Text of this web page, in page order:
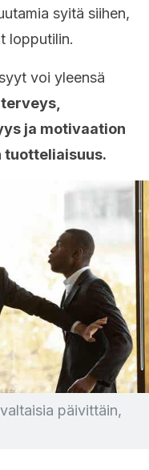
syitä siihen,
lopputilin.
voi yleensä
terveys,
ja motivaation
tuotteliaisuus.
päivittäin,